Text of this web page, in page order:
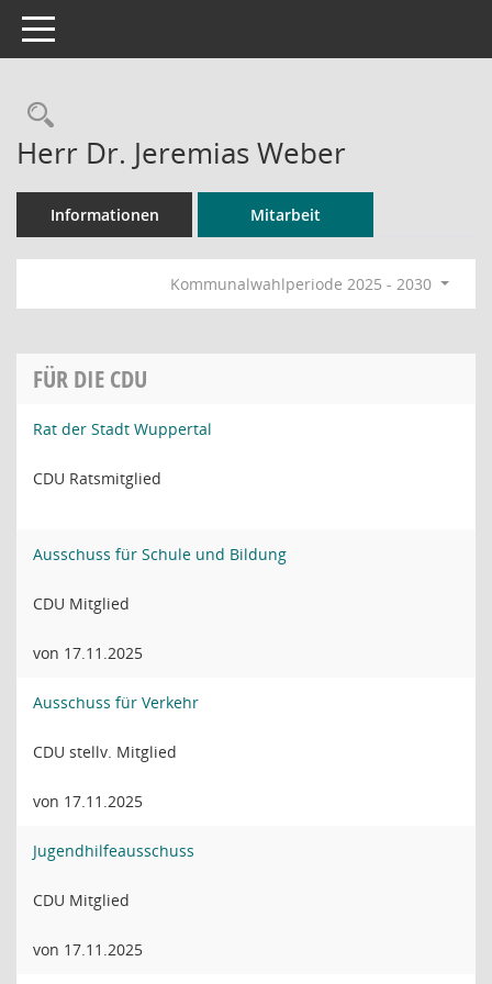
Toggle navigation
Rechercheauswahl
Herr Dr. Jeremias Weber
Informationen Mitarbeit
Kommunalwahlperiode 2025 - 2030
FÜR DIE CDU
Rat der Stadt Wuppertal
CDU Ratsmitglied
Ausschuss für Schule und Bildung
CDU Mitglied
von 17.11.2025
Ausschuss für Verkehr
CDU stellv. Mitglied
von 17.11.2025
Jugendhilfeausschuss
CDU Mitglied
von 17.11.2025